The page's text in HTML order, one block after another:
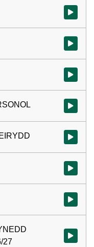
Gwylio'r
Gwylio'r
Gwylio'r
Gwylio'r
Gwylio'r
Gwylio'r
Gwylio'r
27
Gwylio'r